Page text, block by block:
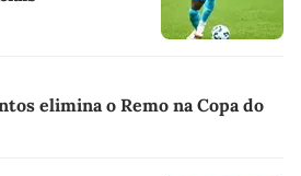
elimina o Remo na Copa do